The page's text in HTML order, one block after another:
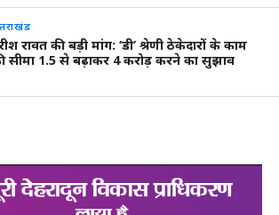
रावत की बड़ी मांग: ‘डी’ श्रेणी ठेकेदारों के काम
सीमा 1.5 से बढ़ाकर 4 करोड़ करने का सुझाव